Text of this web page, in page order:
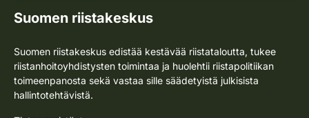
Suomen riistakeskus
Suomen riistakeskus edistää kestävää riistataloutta, tukee
riistanhoitoyhdistysten toimintaa ja huolehtii riistapolitiikan
toimeenpanosta sekä vastaa sille säädetyistä julkisista
hallintotehtävistä.